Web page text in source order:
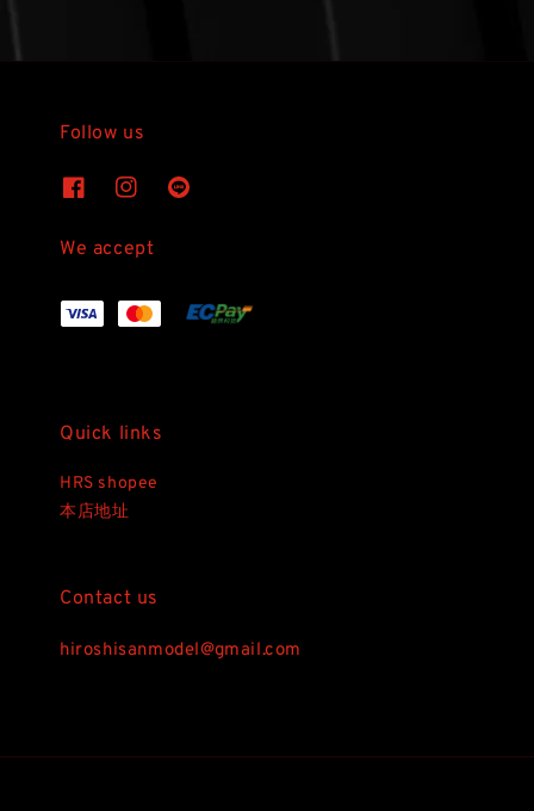
Follow us
We accept
Quick links
HRS shopee
本店地址
Contact us
hiroshisanmodel@gmail.com